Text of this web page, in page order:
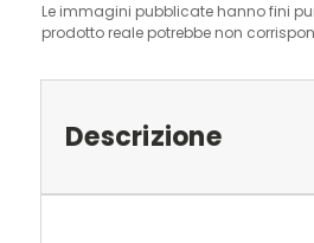
Le immagini pubblicate hanno fini
prodotto reale potrebbe non
Descrizione